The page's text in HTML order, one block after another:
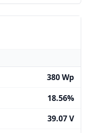
380 Wp
18.56%
39.07 V